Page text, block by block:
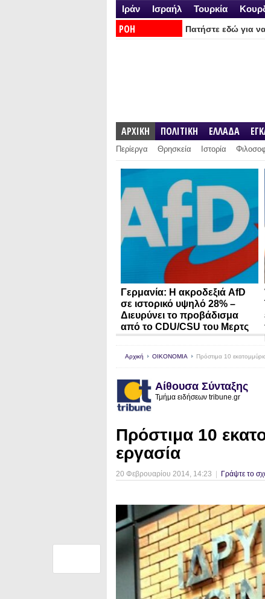
Ιράν Ισραήλ Τουρκία
ΡΟΗ
Πατήστε εδώ για
ΑΡΧΙΚΗ ΠΟΛΙΤΙΚΗ ΕΛΛΑΔΑ
Περίεργα Θρησκεία Ιστορία
Γερμανία: Η ακροδεξιά AfD
σε ιστορικό υψηλό 28% –
Διευρύνει το προβάδισμα
από το CDU/CSU του Μερτς
Αρχική ΟΙΚΟΝΟΜΙΑ Πρόστιμα 10
Αίθουσα Σύνταξης
Τμήμα ειδήσεων tribune.gr
Πρόστιμα 10
εργασία
20 Φεβρουαρίου 2014, 14:23 Γράψτε το